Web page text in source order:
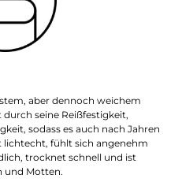
aber dennoch weichem
seine Reißfestigkeit,
sodass es auch nach Jahren
fühlt sich angenehm
trocknet schnell und ist
und Motten.